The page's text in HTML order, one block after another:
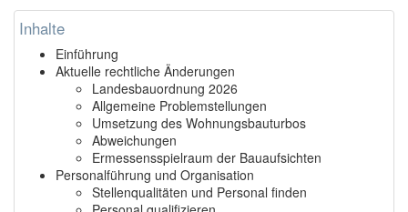
Inhalte
Einführung
Aktuelle rechtliche Änderungen
Landesbauordnung 2026
Allgemeine Problemstellungen
Umsetzung des Wohnungsbauturbos
Abweichungen
Ermessensspielraum der Bauaufsichten
Personalführung und Organisation
Stellenqualitäten und Personal finden